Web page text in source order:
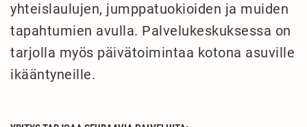
yhteislaulujen, jumppatuokioiden ja muiden
tapahtumien avulla. Palvelukeskuksessa on
tarjolla myös päivätoimintaa kotona asuville
ikääntyneille.